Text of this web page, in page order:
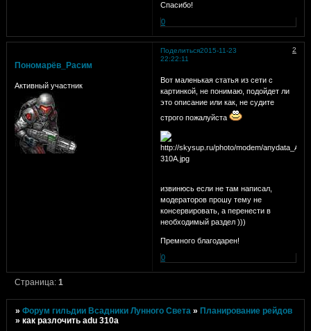
Спасибо!
0
Поделиться 2
2015-11-23
22:22:11
Пономарёв_Расим
Активный участник
Вот маленькая статья из сети с
картинкой, не понимаю, подойдет ли
это описание или как, не судите
строго пожалуйста
извинюсь если не там написал,
модераторов прошу тему не
консервировать, а перенести в
необходимый раздел )))
Премного благодарен!
0
Страница:1
»Форум гильдии Всадники Лунного Света » Планирование рейдов
»как разлочить adu 310a